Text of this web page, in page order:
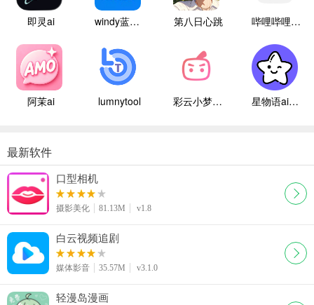
即灵ai windy蓝色气象 第八日心跳 哔哩哔哩白色版
阿茉ai lumnytool 彩云小梦国际版 星物语ai聊天
最新软件
口型相机
摄影美化 81.13M v1.8
白云视频追剧
媒体影音 35.57M v3.1.0
轻漫岛漫画